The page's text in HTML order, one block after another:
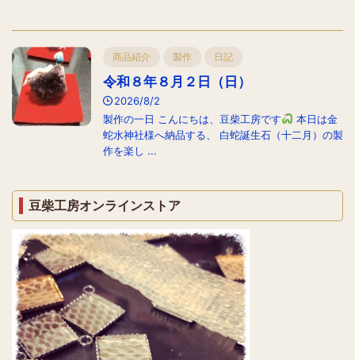
商品紹介 製作 日記
令和８年８月２日（日）
2026/8/2
製作の一日 こんにちは、豆柴工房です
本日は金
蛇水神社様へ納品する、 白蛇誕生石（十二月）の製
作を楽し ...
豆柴工房オンラインストア